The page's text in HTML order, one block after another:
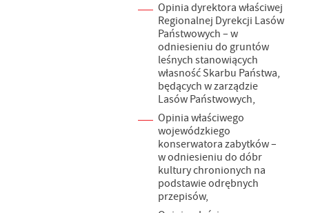
Opinia dyrektora właściwej
Regionalnej Dyrekcji Lasów
Państwowych – w
odniesieniu do gruntów
leśnych stanowiących
własność Skarbu Państwa,
będących w zarządzie
Lasów Państwowych,
Opinia właściwego
wojewódzkiego
konserwatora zabytków –
w odniesieniu do dóbr
kultury chronionych na
podstawie odrębnych
przepisów,